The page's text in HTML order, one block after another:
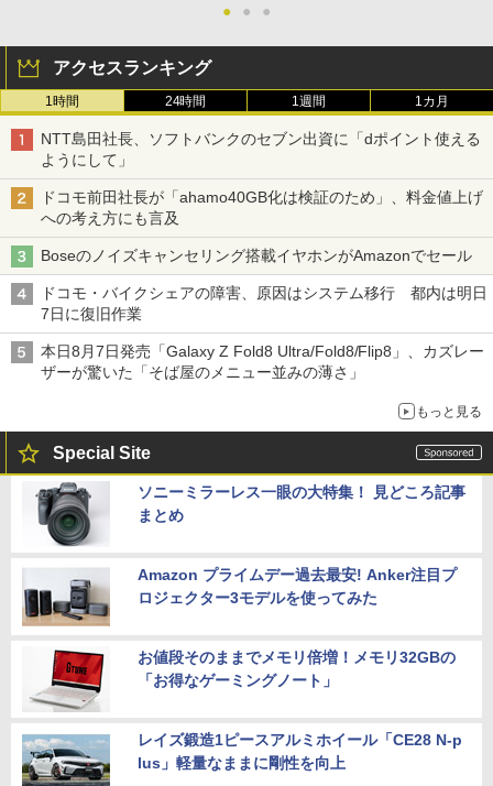
● ● ●
アクセスランキング
1時間 24時間 1週間 1カ月
NTT島田社長、ソフトバンクのセブン出資に「dポイント使える
ようにして」
ドコモ前田社長が「ahamo40GB化は検証のため」、料金値上げ
への考え方にも言及
Boseのノイズキャンセリング搭載イヤホンがAmazonでセール
ドコモ・バイクシェアの障害、原因はシステム移行 都内は明日
7日に復旧作業
本日8月7日発売「Galaxy Z Fold8 Ultra/Fold8/Flip8」、カズレー
ザーが驚いた「そば屋のメニュー並みの薄さ」
もっと見る
Special Site
ソニーミラーレス一眼の大特集！ 見どころ記事
まとめ
Amazon プライムデー過去最安! Anker注目プ
ロジェクター3モデルを使ってみた
お値段そのままでメモリ倍増！メモリ32GBの
「お得なゲーミングノート」
レイズ鍛造1ピースアルミホイール「CE28 N-p
lus」軽量なままに剛性を向上